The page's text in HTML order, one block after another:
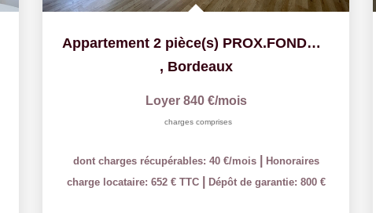
Appartement 2 pièce(s) PROX.FONDAUDEGE
, Bordeaux
Loyer 840 €/mois
charges comprises
dont charges récupérables: 40 €/mois
Honoraires
charge locataire: 652 € TTC
Dépôt de garantie: 800 €